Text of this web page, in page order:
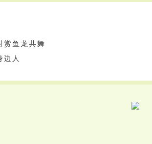
赏鱼龙共舞
边人